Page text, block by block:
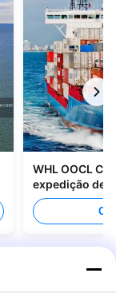
WHL OOCL
expedição de
para o Canadá